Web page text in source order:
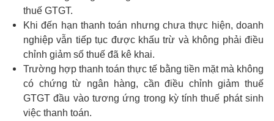
thuế GTGT.
Khi đến hạn thanh toán nhưng chưa thực hiện, doanh
nghiệp vẫn tiếp tục được khấu trừ và không phải điều
chỉnh giảm số thuế đã kê khai.
Trường hợp thanh toán thực tế bằng tiền mặt mà không
có chứng từ ngân hàng, cần điều chỉnh giảm thuế
GTGT đầu vào tương ứng trong kỳ tính thuế phát sinh
việc thanh toán.